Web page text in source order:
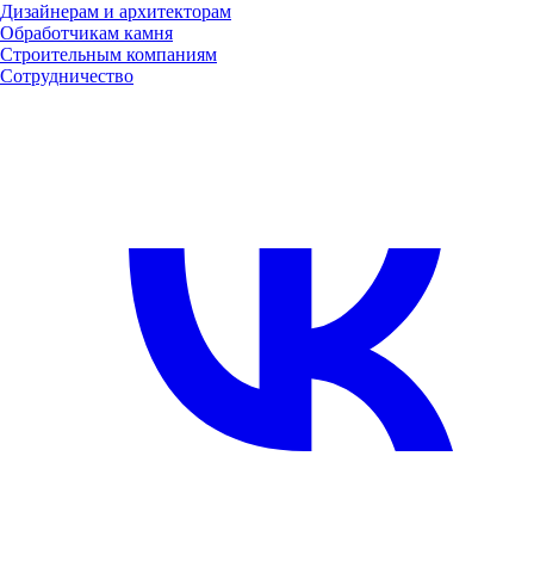
Дизайнерам и архитекторам
Обработчикам камня
Строительным компаниям
Сотрудничество